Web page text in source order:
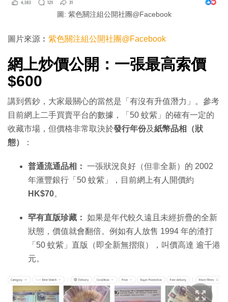
圖: 紫色關注組公開社團@Facebook
圖片來源︰ 紫色關注組公開社團@Facebook
網上炒價公開：一張最高索價
$600
講到舊鈔，大家最關心的當然是「有沒有升值潛力」。參考
目前網上二手買賣平台的數據，「50 蚊紫」的確有一定的
收藏市場，但價格非常取決於發行年份及紙幣品相（狀
態）
：
普通流通品相： 一張狀況良好（但非全新）的 2002
年滙豐銀行「50 蚊紫」，目前網上有人開價約
HK$70。
罕有直版珍藏： 如果是年代較久遠且未經折疊的全新
狀態，價值就會翻倍。例如有人放售 1994 年的渣打
「50 蚊紫」直版（即全新無摺痕），叫價高達 逾千港
元。